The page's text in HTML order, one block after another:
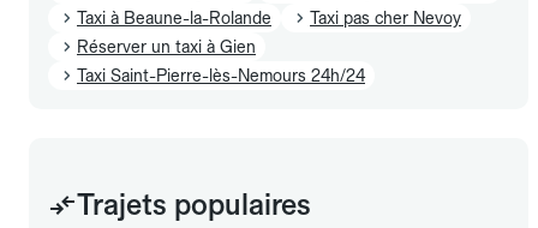
Taxi à Beaune-la-Rolande
Taxi pas cher Nevoy
Réserver un taxi à Gien
Taxi Saint-Pierre-lès-Nemours 24h/24
Trajets populaires